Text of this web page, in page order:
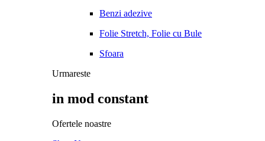
Benzi adezive
Folie Stretch, Folie cu Bule
Sfoara
Urmareste
in mod constant
Ofertele noastre